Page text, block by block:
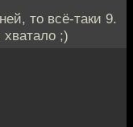
то всё-таки 9.
;)